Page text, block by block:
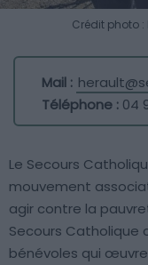
Crédit photo :
Mail :
Téléphone : 04
Le Secours
mouvement
agir contre la
Secours Catholique
bénévoles qui